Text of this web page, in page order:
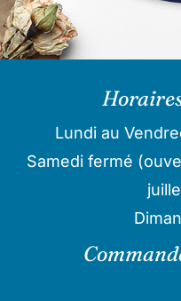
Lundi au
Samedi fermé